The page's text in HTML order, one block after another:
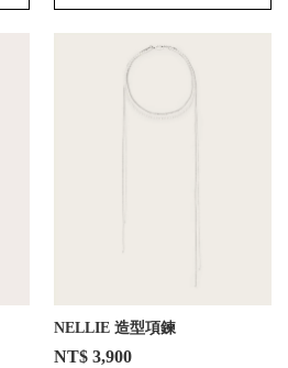
NELLIE 造型項鍊
NT$ 3,900